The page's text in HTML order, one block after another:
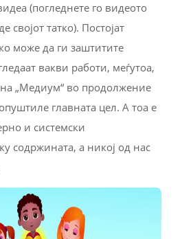
(погледнете го видеото
својот татко). Постојат
може да ги заштитите
вакви работи, меѓутоа,
„Медиум“ во продолжение
главната цел. А тоа е
и системски
содржината, а никој од нас